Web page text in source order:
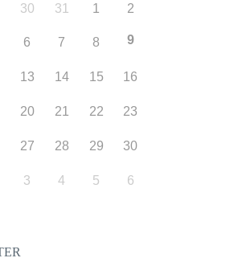
30 31 1 2
6 7 8 9
13 14 15 16
20 21 22 23
27 28 29 30
3 4 5 6